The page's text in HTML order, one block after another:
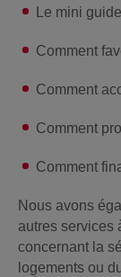
Le mini
Comment
Comment
Comment
Comment
Nous avons
autres services
concernant la
logements ou